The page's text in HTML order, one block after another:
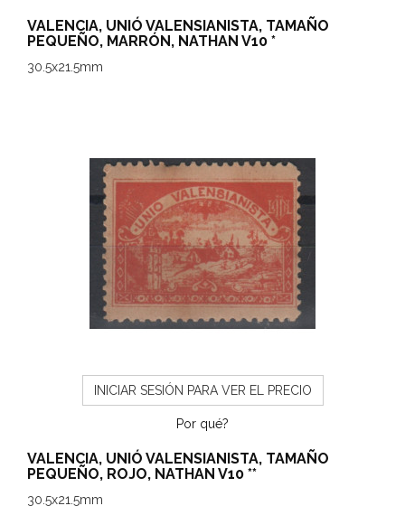
VALENCIA, UNIÓ VALENSIANISTA, TAMAÑO
PEQUEÑO, MARRÓN, NATHAN V10 *
30.5x21.5mm
INICIAR SESIÓN PARA VER EL PRECIO
Por qué?
VALENCIA, UNIÓ VALENSIANISTA, TAMAÑO
PEQUEÑO, ROJO, NATHAN V10 **
30.5x21.5mm